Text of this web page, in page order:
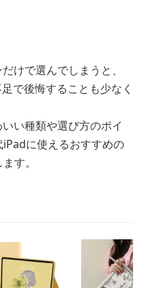
けで選んでしまうと、
で後悔することも少なく
い種類や選び方のポイ
に使えるおすすめの
す。